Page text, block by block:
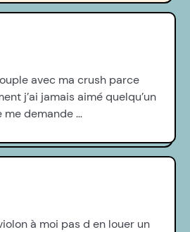
avec ma crush parce
j’ai jamais aimé quelqu’un
me demande …
à moi pas d en louer un